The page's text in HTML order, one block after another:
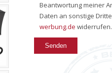
Beantwortung meiner
Daten an sonstige
werbung.de